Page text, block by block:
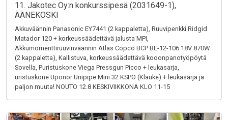
11. Jakotec Oy:n konkurssipesä (2031649-1),
ÄÄNEKOSKI
Akkuväännin Panasonic EY7441 (2 kappaletta), Ruuvipenkki Ridgid
Matador 120 + korkeussäädettävä jalusta MPI,
Akkumomenttiruuvinväännin Atlas Copco BCP BL-12-106 18V 870W
(2 kappaletta), Kallistuva, korkeussäädettävä kooonpanotyöpöytä
Sovella, Puristuskone Viega Pressgun Picco + leukasarja,
uristuskone Uponor Unipipe Mini 32 KSPO (Klauke) + leukasarja ja
paljon muuta! NOUTO 12.8 KESKIVIIKKONA KLO 11-15